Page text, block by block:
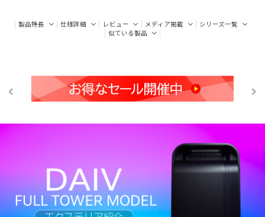
製品特長 仕様詳細 レビュー メディア掲載
シリーズ一覧
似ている製品